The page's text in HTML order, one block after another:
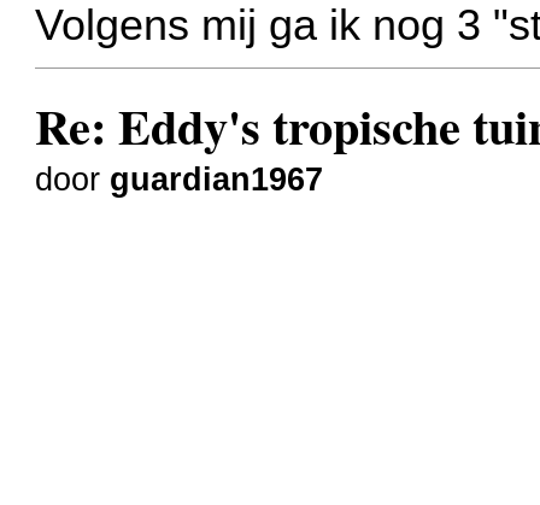
Volgens mij ga ik nog 3
Re: Eddy's tropische
door guardian1967